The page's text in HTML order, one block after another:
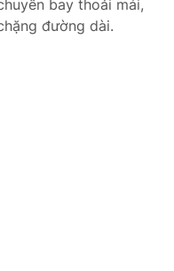
bay thoải mái,
đường dài.